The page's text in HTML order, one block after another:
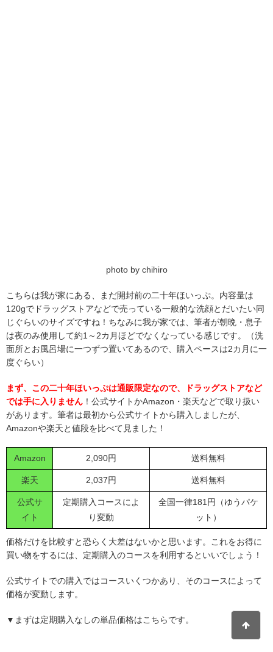
photo by chihiro
こちらは我が家にある、まだ開封前の二十年ほいっぷ。内容量は
120gでドラッグストアなどで売っている一般的な洗顔とだいたい同
じぐらいのサイズですね！ちなみに我が家では、筆者が朝晩・息子
は夜のみ使用して約1～2カ月ほどでなくなっている感じです。（洗
面所とお風呂場に一つずつ置いてあるので、購入ペースは2カ月に一
度ぐらい）
まず、この二十年ほいっぷは通販限定なので、ドラッグストアなど
では手に入りません ！公式サイトかAmazon・楽天などで取り扱い
があります。筆者は最初から公式サイトから購入しましたが、
Amazonや楽天と値段を比べて見ました！
Amazon 2,090円 送料無料
楽天 2,037円 送料無料
公式サ
イト
定期購入コースによ
り変動
全国一律181円（ゆうパケ
ット）
価格だけを比較すと恐らく大差はないかと思います。これをお得に
買い物をするには、定期購入のコースを利用するといいでしょう！
公式サイトでの購入ではコースいくつかあり、そのコースによって
価格が変動します。
▼まずは定期購入なしの単品価格はこちらです。